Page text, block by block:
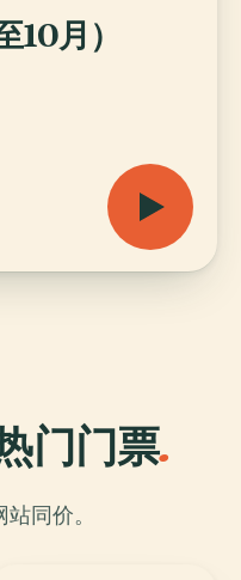
10月）
门门票.
同价。